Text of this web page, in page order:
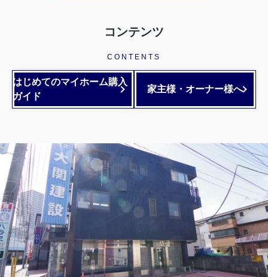
コンテンツ
CONTENTS
はじめてのマイホーム購入
ガイド
家主様・オーナー様へ